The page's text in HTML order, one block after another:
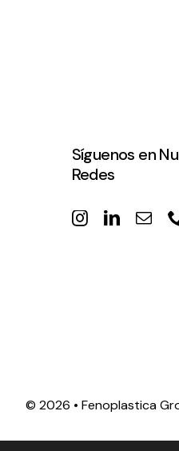
Síguenos en
Redes
© 2026 • Fenoplastica